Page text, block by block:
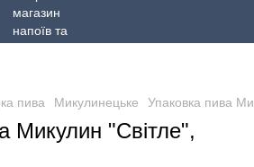
пива Микулинецьке Упаковка пива
Микулин "Світле",